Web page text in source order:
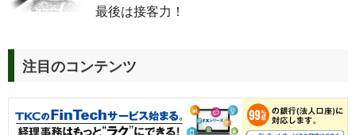
最後は接客力！
注目のコンテンツ